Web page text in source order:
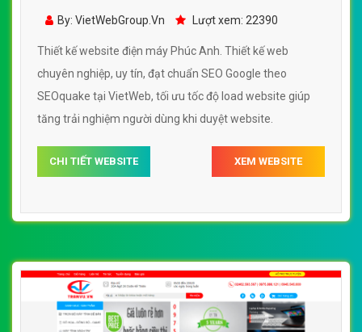
Anh đẹp, chuyên nghiệp chuẩn SEO
By: VietWebGroup.Vn Lượt xem: 22390
Thiết kế website điện máy Phúc Anh. Thiết kế web
chuyên nghiệp, uy tín, đạt chuẩn SEO Google theo
SEOquake tại VietWeb, tối ưu tốc độ load website giúp
tăng trải nghiệm người dùng khi duyệt website.
CHI TIẾT WEBSITE XEM WEBSITE